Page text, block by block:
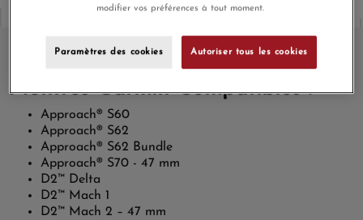
Montres Garmin Compatibles :
Approach® S60
Approach® S62
Approach® S62 Bundle
Approach® S70 - 47 mm
D2™ Delta
D2™ Mach 1
D2™ Mach 2 – 47 mm
modifier vos préférences à tout moment.
Paramètres des cookies Autoriser tous les cookies